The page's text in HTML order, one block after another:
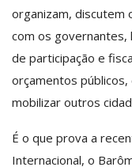
organizam, discutem
com os governantes,
de participação e
orçamentos
mobilizar outros
É o que prova a
Internacional, o